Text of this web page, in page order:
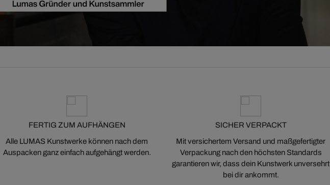
FERTIG ZUM AUFHÄNGEN
Alle LUMAS Kunstwerke können nach dem
Auspacken ganz einfach aufgehängt werden.
SICHER VERPACKT
Mit versichertem Versand und maßgefertigter
Verpackung nach den höchsten Standards
garantieren wir, dass dein Kunstwerk unversehrt
bei dir ankommt.